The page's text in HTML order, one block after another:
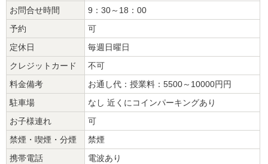
お問合せ時間
9：30～18：00
予約
可
定休日
毎週日曜日
クレジットカード
不可
料金備考
お通し代：授業料：5500～10000円円
駐車場
なし 近くにコインパーキングあり
お子様連れ
可
禁煙・喫煙・分煙
禁煙
携帯電話
電波あり